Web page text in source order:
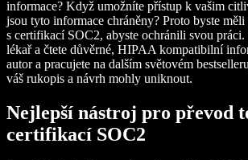
informace? Když umožníte přístup k vašim
jsou tyto informace chráněny? Proto byste
s certifikací SOC2, abyste ochránili svou práci.
lékař a čtete důvěrné, HIPAA kompatibilní
autor a pracujete na dalším světovém
váš rukopis a návrh mohly uniknout.
Nejlepší nástroj pro převod
certifikací SOC2